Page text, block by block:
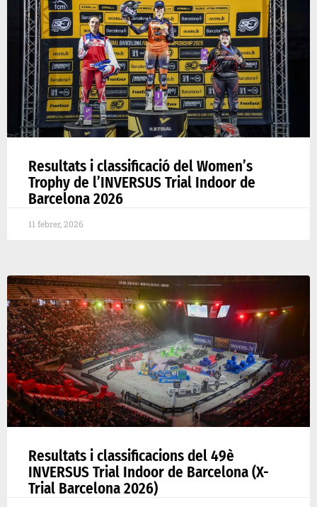
Resultats i classificació del Women’s
Trophy de l’INVERSUS Trial Indoor de
Barcelona 2026
11 febrer, 2026
Resultats i classificacions del 49è
INVERSUS Trial Indoor de Barcelona (X-
Trial Barcelona 2026)